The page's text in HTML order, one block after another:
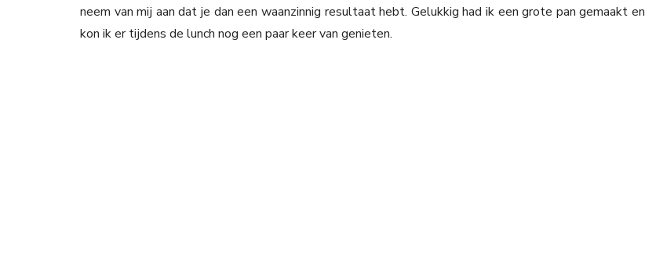
neem van mij aan dat je dan een waanzinnig resultaat hebt. Gelukkig had ik een grote pan gemaakt en
kon ik er tijdens de lunch nog een paar keer van genieten.